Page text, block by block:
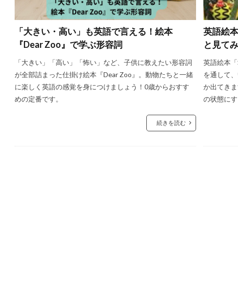
「大きい・高い」も英語で言える！絵本
『Dear Zoo』で学ぶ形容詞
「大きい」「高い」「怖い」など、子供に教えたい形容詞
が全部詰まった仕掛け絵本『Dear Zoo』。動物たちと一緒
に楽しく英語の感覚を身につけましょう！0歳からおすす
めの定番です。
続きを読む
英語絵
と見て
英語絵本
を通して
か出てき
の状態に